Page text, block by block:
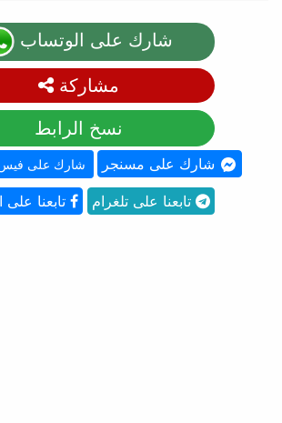
شارك على الوتساب
مشاركة
نسخ الرابط
شارك على شارك على مسنجر
تابعنا تابعنا على تلغرام